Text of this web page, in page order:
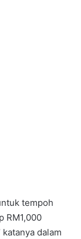
tempoh
RM1,000
dalam